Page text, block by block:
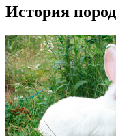
История